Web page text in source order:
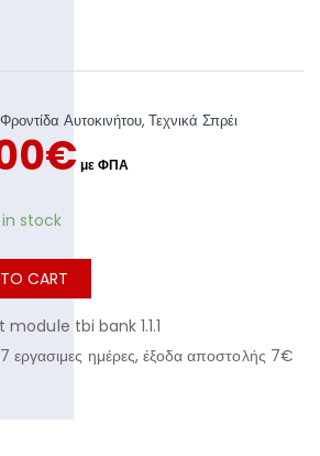
Φροντίδα Αυτοκινήτου,Τεχνικά Σπρέι
€
in stock
CART
ημέρες, έξοδα αποστολής 7€